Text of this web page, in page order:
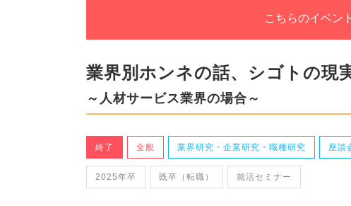
こちらのイベン
業界別ホンネの話、シゴトの
～人材サービス業界の場合～
終了 全般 業界研究・企業研究・職種研究 座談
2025年卒 既卒（転職） 就活セミナー